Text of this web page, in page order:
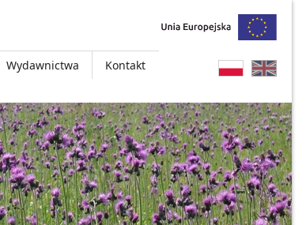
Wydawnictwa Kontakt